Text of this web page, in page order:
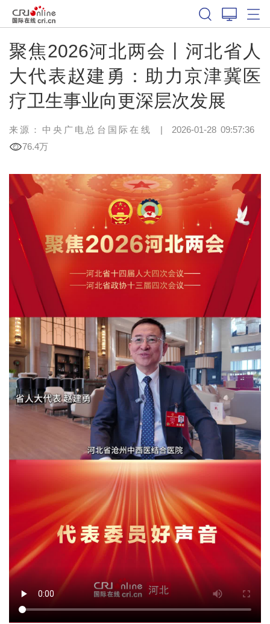
聚焦2026河北两会丨河北省人
大代表赵建勇：助力京津冀医
疗卫生事业向更深层次发展
来源：中央广电总台国际在线 | 2026-01-28 09:57:36
76.4万